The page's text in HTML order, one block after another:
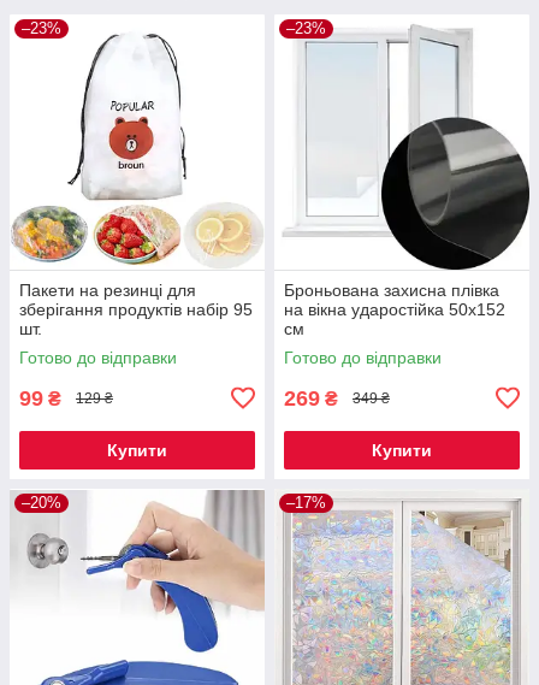
–23%
Пакети на резинці для
зберігання продуктів набір 95
шт.
Готово до відправки
99 ₴ 129 ₴
Купити
–23%
Броньована захисна плівка
на вікна ударостійка 50x152
см
Готово до відправки
269 ₴ 349 ₴
Купити
–20% –17%